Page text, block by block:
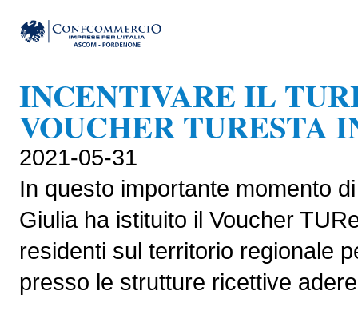
INCENTIVARE IL
VOUCHER TURESTA
2021-05-31
In questo importante momento
Giulia ha istituito il Voucher
residenti sul territorio regionale
presso le strutture ricettive